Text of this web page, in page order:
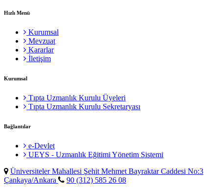
Hızlı Menü
Kurumsal
Mevzuat
Kararlar
İletişim
Kurumsal
Tıpta Uzmanlık Kurulu Üyeleri
Tıpta Uzmanlık Kurulu Sekretaryası
Bağlantılar
e-Devlet
UEYS - Uzmanlık Eğitimi Yönetim Sistemi
Üniversiteler Mahallesi Şehit Mehmet Bayraktar Caddesi No:3
Çankaya/Ankara
90 (312) 585 26 08